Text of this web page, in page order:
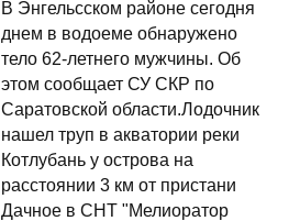
В Энгельсском районе сегодня
днем в водоеме обнаружено
тело 62-летнего мужчины. Об
этом сообщает СУ СКР по
Саратовской области.Лодочник
нашел труп в акватории реки
Котлубань у острова на
расстоянии 3 км от пристани
Дачное в СНТ "Мелиоратор